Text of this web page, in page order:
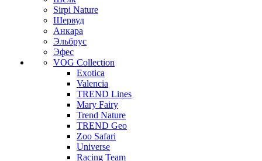
Sirpi Nature
Шервуд
Анкара
Эльбрус
Эфес
VOG Collection
Exotica
Valencia
TREND Lines
Mary Fairy
Trend Nature
TREND Geo
Zoo Safari
Universe
Racing Team